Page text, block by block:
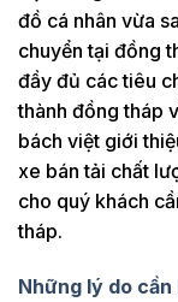
đồ cá nhân vừa
chuyển tại đồng
đầy đủ các tiêu
thành đồng tháp
bách việt giới
xe bán tải chất
cho quý khách
tháp.
Những lý do